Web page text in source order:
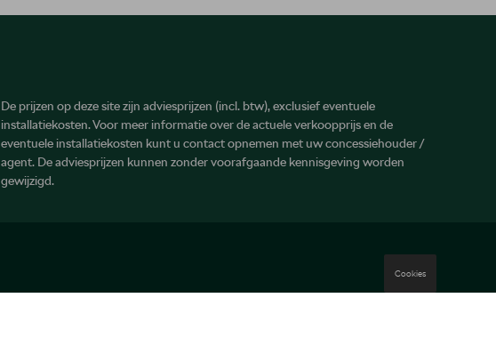
De prijzen op deze site zijn adviesprijzen (incl. btw), exclusief eventuele
installatiekosten. Voor meer informatie over de actuele verkoopprijs en de
eventuele installatiekosten kunt u contact opnemen met uw concessiehouder /
agent. De adviesprijzen kunnen zonder voorafgaande kennisgeving worden
gewijzigd.
Cookies